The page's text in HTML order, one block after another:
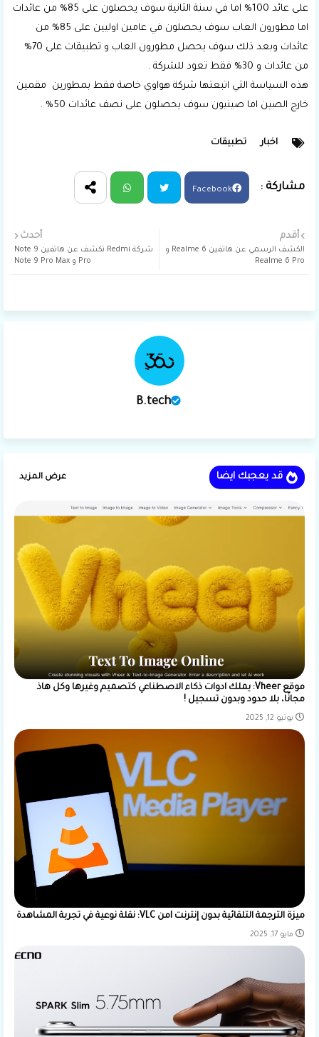
على عائد 100% اما في سنة الثانية سوف يحصلون على 85% من عائدات
اما مطورون العاب سوف يحصلون في عامين اوليين على 85% من
عائدات وبعد ذلك سوف يحصل مطورون العاب و تطبيقات على 70%
من عائدات و 30% فقط تعود للشركة .
هذه السياسة التي اتبعتها شركة هواوي خاصة فقط بمطورين مقمين
خارج الصين اما صينيون سوف يحصلون على نصف عائدات 50% .
اخبار تطبيقات
Facebook
ter
أحدث
شركة Redmi تكشف عن هاتفين Note 9
Pro و Note 9 Pro Max
أقدم
الكشف الرسمي عن هاتفين Realme 6 و
Realme 6 Pro
B.tech
قد يعجبك ايضا عرض المزيد
موقع Vheer: يملك ادوات ذكاء الاصطناعي كتصميم وغيرها وكل هاذ
مجانًا، بلا حدود وبدون تسجيل !
يونيو 12, 2025
ميزة الترجمة التلقائية بدون إنترنت lمن VLC: نقلة نوعية في تجربة المشاهدة
مايو 17, 2025